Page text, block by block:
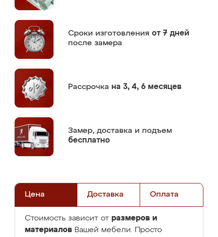
Сроки изготовления от 7 дней
после замера
Рассрочка на 3, 4, 6 месяцев
Замер, доставка и подъем
бесплатно
Цена Доставка Оплата
Стоимость зависит от размеров и
материалов Вашей мебели. Просто